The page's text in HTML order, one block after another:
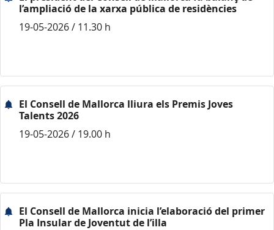
l’ampliació de la xarxa pública de residències
19-05-2026 / 11.30 h
El Consell de Mallorca lliura els Premis Joves
Talents 2026
19-05-2026 / 19.00 h
El Consell de Mallorca inicia l’elaboració del primer
Pla Insular de Joventut de l’illa